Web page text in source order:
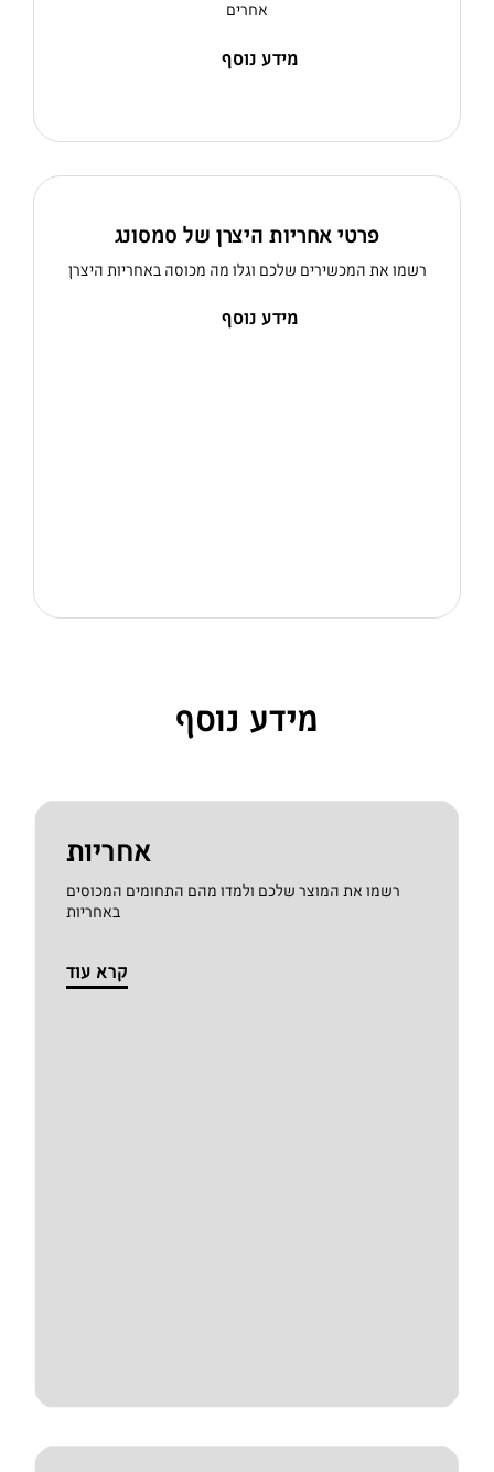
אחרים
מידע נוסף
פרטי אחריות היצרן של סמסונג
רשמו את המכשירים שלכם וגלו מה מכוסה באחריות היצרן
מידע נוסף
מידע נוסף
אחריות
רשמו את המוצר שלכם ולמדו מהם התחומים המכוסים
באחריות
קרא עוד